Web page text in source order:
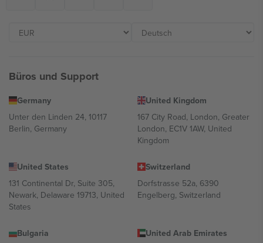
Büros und Support
Germany
Unter den Linden 24, 10117
Berlin, Germany
United Kingdom
167 City Road, London, Greater
London, EC1V 1AW, United
Kingdom
United States
131 Continental Dr, Suite 305,
Newark, Delaware 19713, United
States
Switzerland
Dorfstrasse 52a, 6390
Engelberg, Switzerland
Bulgaria
United Arab Emirates